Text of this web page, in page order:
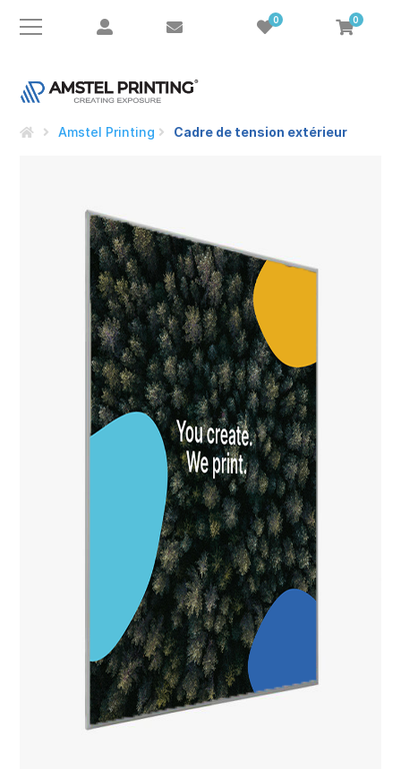
0 0
Amstel Printing Cadre de tension extérieur